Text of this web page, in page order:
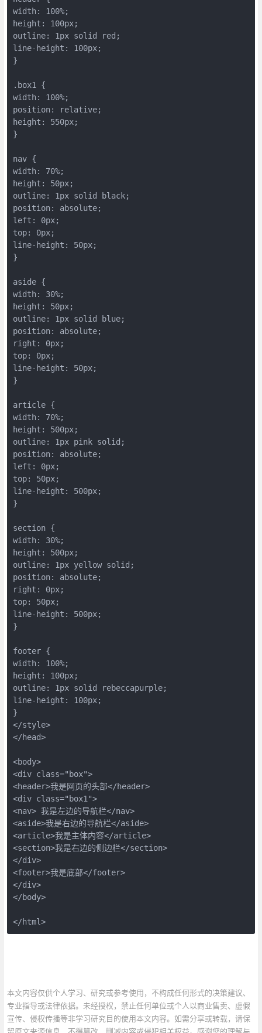
width: 100%;
height: 100px;
outline: 1px solid red;
line-height: 100px;
}
.box1 {
width: 100%;
position: relative;
height: 550px;
}
nav {
width: 70%;
height: 50px;
outline: 1px solid black;
position: absolute;
left: 0px;
top: 0px;
line-height: 50px;
}
aside {
width: 30%;
height: 50px;
outline: 1px solid blue;
position: absolute;
right: 0px;
top: 0px;
line-height: 50px;
}
article {
width: 70%;
height: 500px;
outline: 1px pink solid;
position: absolute;
left: 0px;
top: 50px;
line-height: 500px;
}
section {
width: 30%;
height: 500px;
outline: 1px yellow solid;
position: absolute;
right: 0px;
top: 50px;
line-height: 500px;
}
footer {
width: 100%;
height: 100px;
outline: 1px solid rebeccapurple;
line-height: 100px;
}
</style>
</head>
<body>
<div class="box">
<header>我是网页的头部</header>
<div class="box1">
<nav> 我是左边的导航栏</nav>
<aside>我是右边的导航栏</aside>
<article>我是主体内容</article>
<section>我是右边的侧边栏</section>
</div>
<footer>我是底部</footer>
</div>
</body>
</html>
本文内容仅供个人学习、研究或参考使用，不构成任何形式的决策建议、
专业指导或法律依据。未经授权，禁止任何单位或个人以商业售卖、虚假
宣传、侵权传播等非学习研究目的使用本文内容。如需分享或转载，请保
留原文来源信息，不得篡改、删减内容或侵犯相关权益。感谢您的理解与